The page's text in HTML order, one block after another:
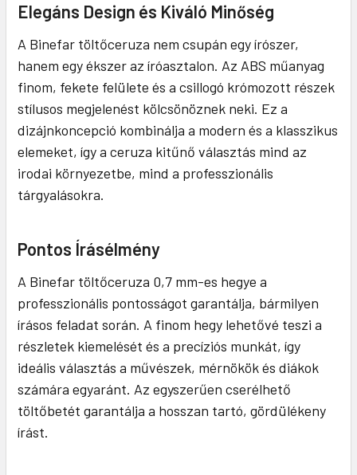
Elegáns Design és Kiváló Minőség
A Binefar töltőceruza nem csupán egy írószer,
hanem egy ékszer az íróasztalon. Az ABS műanyag
finom, fekete felülete és a csillogó krómozott részek
stílusos megjelenést kölcsönöznek neki. Ez a
dizájnkoncepció kombinálja a modern és a klasszikus
elemeket, így a ceruza kitűnő választás mind az
irodai környezetbe, mind a professzionális
tárgyalásokra.
Pontos Írásélmény
A Binefar töltőceruza 0,7 mm-es hegye a
professzionális pontosságot garantálja, bármilyen
írásos feladat során. A finom hegy lehetővé teszi a
részletek kiemelését és a precíziós munkát, így
ideális választás a művészek, mérnökök és diákok
számára egyaránt. Az egyszerűen cserélhető
töltőbetét garantálja a hosszan tartó, gördülékeny
írást.